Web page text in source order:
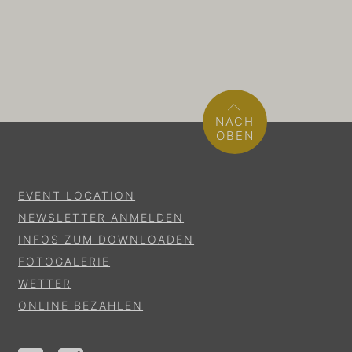
NACH
OBEN
EVENT LOCATION
NEWSLETTER ANMELDEN
INFOS ZUM DOWNLOADEN
FOTOGALERIE
WETTER
ONLINE BEZAHLEN